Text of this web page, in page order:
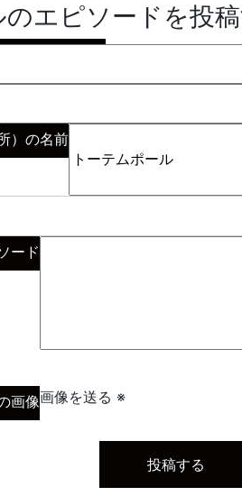
のエピソードを投
）の名前
ード
画像画像を送る ※